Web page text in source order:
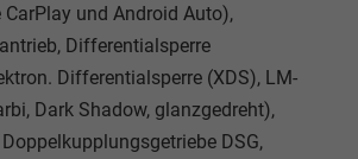
und Android Auto),
Differentialsperre
Differentialsperre (XDS), LM-
Dark Shadow, glanzgedreht),
DSG,